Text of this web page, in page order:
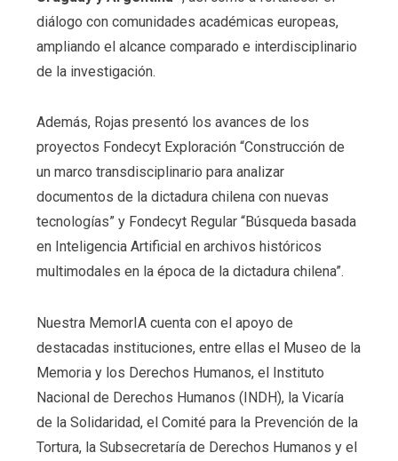
diálogo con comunidades académicas europeas,
ampliando el alcance comparado e interdisciplinario
de la investigación.
Además, Rojas presentó los avances de los
proyectos Fondecyt Exploración “Construcción de
un marco transdisciplinario para analizar
documentos de la dictadura chilena con nuevas
tecnologías” y Fondecyt Regular “Búsqueda basada
en Inteligencia Artificial en archivos históricos
multimodales en la época de la dictadura chilena”.
Nuestra MemorIA cuenta con el apoyo de
destacadas instituciones, entre ellas el Museo de la
Memoria y los Derechos Humanos, el Instituto
Nacional de Derechos Humanos (INDH), la Vicaría
de la Solidaridad, el Comité para la Prevención de la
Tortura, la Subsecretaría de Derechos Humanos y el